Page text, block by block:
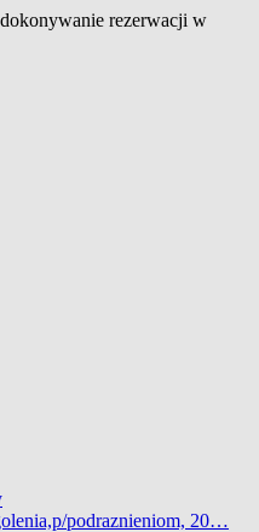
rezerwacji w
podraznieniom, 20…